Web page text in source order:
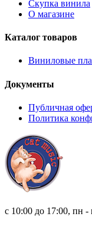
Скупка винила
О магазине
Каталог товаров
Виниловые
Документы
Публичная
Политика
с 10:00 до 17:00, пн -